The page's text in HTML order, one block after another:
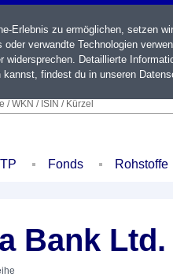
/ WKN / ISIN / Kürzel
Fonds Rohstoffe
Bank Ltd.
Erlebnis zu ermöglichen, setzen
verwandte Technologien
Detaillierte
kannst, findest du in unseren